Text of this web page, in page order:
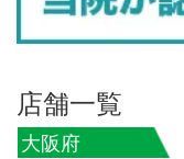
店舗一覧
大阪府